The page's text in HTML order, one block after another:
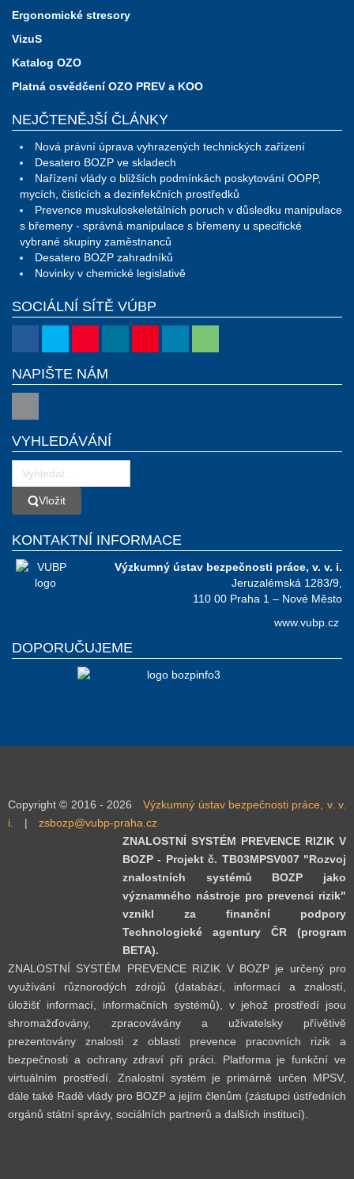
Ergonomické stresory
VizuS
Katalog OZO
Platná osvědčení OZO PREV a KOO
NEJČTENĚJŠÍ ČLÁNKY
Nová právní úprava vyhrazených technických zařízení
Desatero BOZP ve skladech
Nařízení vlády o bližších podmínkách poskytování OOPP,
mycích, čisticích a dezinfekčních prostředků
Prevence muskuloskeletálních poruch v důsledku manipulace
s břemeny - správná manipulace s břemeny u specifické
vybrané skupiny zaměstnanců
Desatero BOZP zahradníků
Novinky v chemické legislativě
SOCIÁLNÍ SÍTĚ VÚBP
NAPIŠTE NÁM
VYHLEDÁVÁNÍ
VložitVložit
KONTAKTNÍ INFORMACE
Výzkumný ústav bezpečnosti práce, v. v. i.
Jeruzalémská 1283/9,
110 00 Praha 1 – Nové Město
www.vubp.cz
DOPORUČUJEME
Copyright © 2016 - 2026
Výzkumný ústav bezpečnosti práce, v. v.
i.
|
zsbozp@vubp-praha.cz
ZNALOSTNÍ SYSTÉM PREVENCE RIZIK V
BOZP - Projekt č. TB03MPSV007 "Rozvoj
znalostních systémů BOZP jako
významného nástroje pro prevenci rizik"
vznikl za finanční podpory
Technologické agentury ČR (program
BETA).
ZNALOSTNÍ SYSTÉM PREVENCE RIZIK V BOZP je určený pro
využívání různorodých zdrojů (databází, informací a znalostí,
úložišť informací, informačních systémů), v jehož prostředí jsou
shromažďovány, zpracovávány a uživatelsky přívětivě
prezentovány znalosti z oblasti prevence pracovních rizik a
bezpečnosti a ochrany zdraví při práci. Platforma je funkční ve
virtuálním prostředí. Znalostní systém je primárně určen MPSV,
dále také Radě vlády pro BOZP a jejím členům (zástupci ústředních
orgánů státní správy, sociálních partnerů a dalších institucí).